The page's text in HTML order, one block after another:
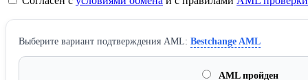
Выберите вариант подтверждения AML: Bestchange AML
AML пройден